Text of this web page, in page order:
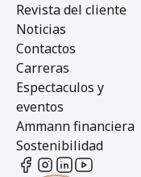
Revista del cliente
Noticias
Contactos
Carreras
Espectaculos y
eventos
Ammann financiera
Sostenibilidad